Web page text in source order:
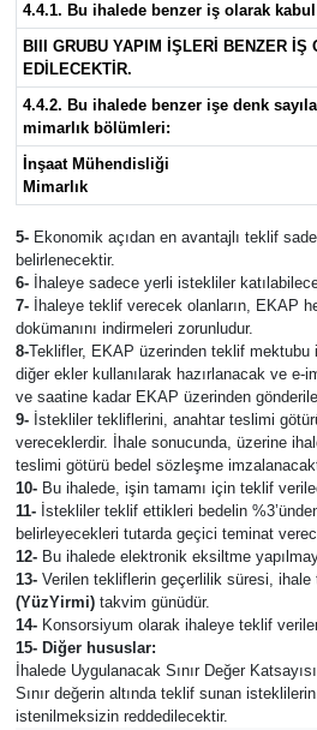
4.4.1. Bu ihalede benzer iş olarak
BIII GRUBU YAPIM İŞLERİ BENZER İŞ
EDİLECEKTİR.
4.4.2. Bu ihalede benzer işe denk
mimarlık bölümleri:
İnşaat Mühendisliği
Mimarlık
5-Ekonomik açıdan en avantajlı teklif
belirlenecektir.
6-İhaleye sadece yerli istekliler
7-İhaleye teklif verecek olanların, EKAP
dokümanını indirmeleri zorunludur.
8-Teklifler, EKAP üzerinden teklif mektubu
diğer ekler kullanılarak hazırlanacak ve e-
ve saatine kadar EKAP üzerinden
9-İstekliler tekliflerini, anahtar teslimi
vereceklerdir. İhale sonucunda, üzerine
teslimi götürü bedel sözleşme
10-Bu ihalede, işin tamamı için teklif
11-İstekliler teklif ettikleri bedelin
belirleyecekleri tutarda geçici teminat
12-Bu ihalede elektronik eksiltme
13-Verilen tekliflerin geçerlilik süresi, ihale
(YüzYirmi)takvim günüdür.
14-Konsorsiyum olarak ihaleye teklif
15- Diğer hususlar:
İhalede Uygulanacak Sınır Değer
Sınır değerin altında teklif sunan
istenilmeksizin reddedilecektir.